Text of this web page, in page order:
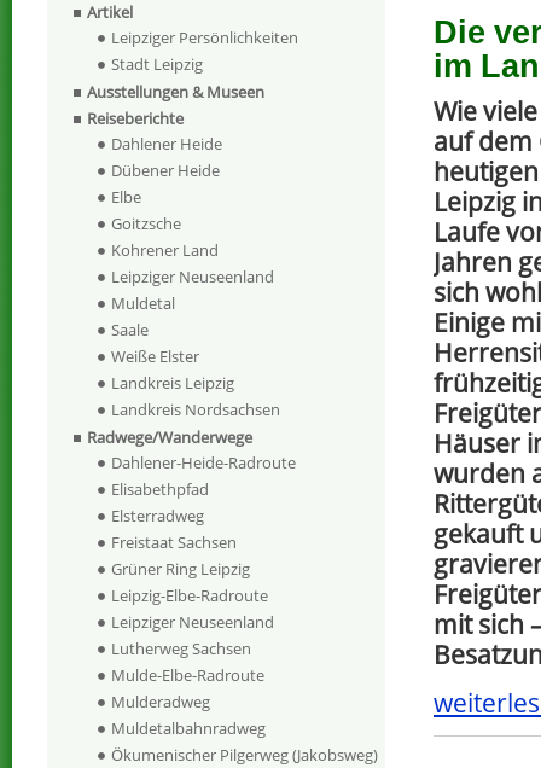
Die
im
Wie
auf dem
Leipzig
Laufe
Jahren
sich
Einige
Häuser
wurden
gekauft
mit sich
Artikel
Leipziger Persönlichkeiten
Stadt Leipzig
Ausstellungen & Museen
Reiseberichte
Dahlener Heide
Dübener Heide
Elbe
Goitzsche
Kohrener Land
Leipziger Neuseenland
Muldetal
Saale
Weiße Elster
Landkreis Leipzig
Landkreis Nordsachsen
Radwege/Wanderwege
Dahlener-Heide-Radroute
Elisabethpfad
Elsterradweg
Freistaat Sachsen
Grüner Ring Leipzig
Leipzig-Elbe-Radroute
Leipziger Neuseenland
Lutherweg Sachsen
Mulde-Elbe-Radroute
Mulderadweg
Muldetalbahnradweg
Ökumenischer Pilgerweg (Jakobsweg)